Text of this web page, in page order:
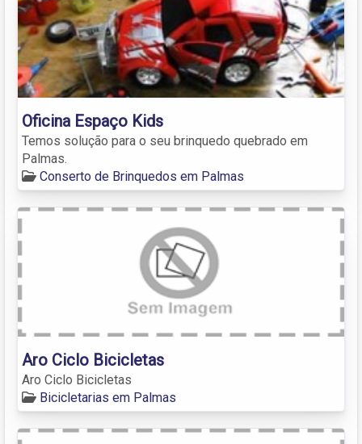
Oficina Espaço Kids
Temos solução para o seu brinquedo quebrado em
Palmas.
Conserto de Brinquedos em Palmas
Aro Ciclo Bicicletas
Aro Ciclo Bicicletas
Bicicletarias em Palmas